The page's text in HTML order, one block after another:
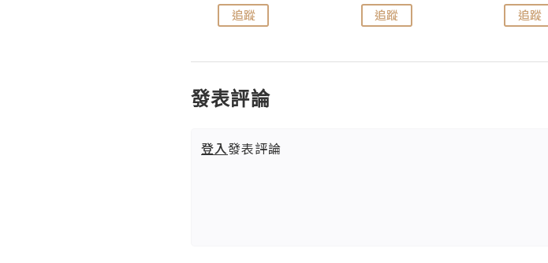
追蹤 追蹤 追蹤
發表評論
登入發表評論